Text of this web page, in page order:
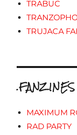
TRABUC
TRUJACA
.FANZINES
MAXIMUM
RAD PARTY